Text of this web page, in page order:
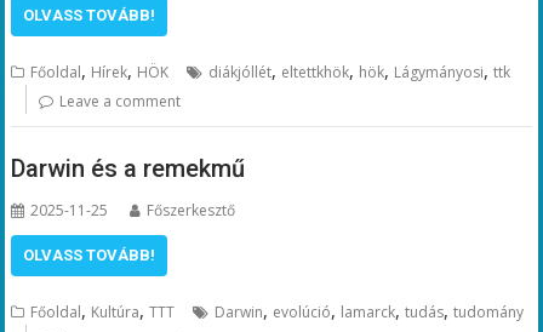
OLVASS TOVÁBB!
Főoldal, Hírek, HÖK diákjóllét, eltettkhök, hök, Lágymányosi,ttk
Leave a comment
Darwin és a remekmű
2025-11-25 Főszerkesztő
OLVASS TOVÁBB!
Főoldal, Kultúra,TTT Darwin, evolúció, lamarck,tudás,tudomány